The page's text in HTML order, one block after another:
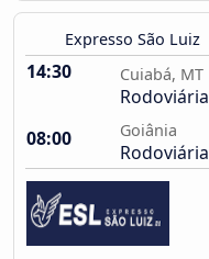
Expresso São Luiz
14:30 Cuiabá, MT
Rodoviária
08:00
Goiânia
Rodoviária